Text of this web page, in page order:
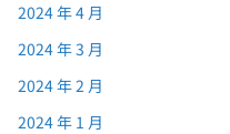
2024 年 4 月
2024 年 3 月
2024 年 2 月
2024 年 1 月